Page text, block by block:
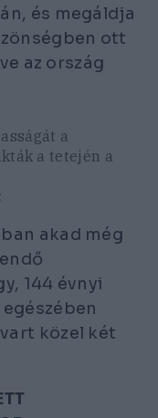
és megáldja
ott
az ország
a
a tetején a
akad még
144 évnyi
közel két